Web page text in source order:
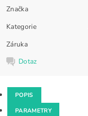
Značka
Kategorie
Záruka
Dotaz
POPIS
PARAMETRY